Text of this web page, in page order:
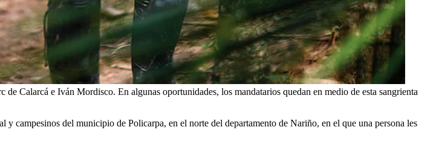
Calarcá e Iván Mordisco. En algunas oportunidades, los mandatarios quedan en medio de esta sangrienta
campesinos del municipio de Policarpa, en el norte del departamento de Nariño, en el que una persona les